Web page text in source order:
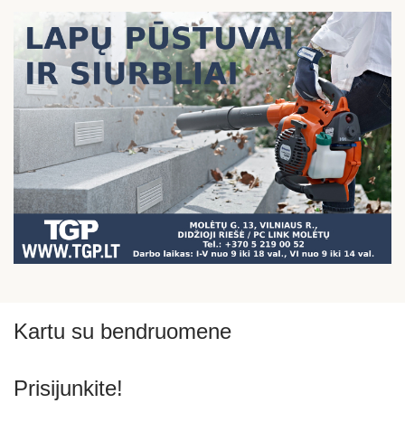
Kartu su bendruomene
Prisijunkite!